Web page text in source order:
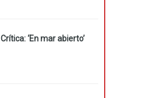
Crítica: ‘En mar abierto’